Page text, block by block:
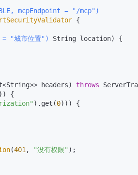
mcpEndpoint = "/mcp")
{
"城市位置") String location)
{
headers) throws
)) {
).get(0))) {
(401 , "没有权限" );